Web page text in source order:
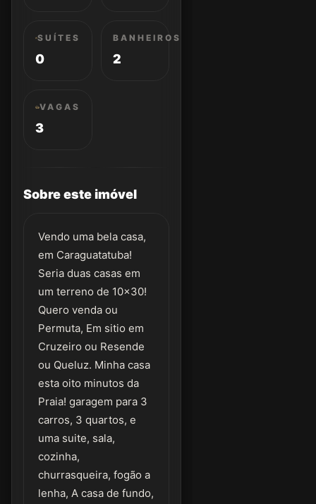
SUÍTES
0
BANHEIROS
2
VAGAS
3
Sobre este imóvel
Vendo uma bela casa,
em Caraguatatuba!
Seria duas casas em
um terreno de 10x30!
Quero venda ou
Permuta, Em sitio em
Cruzeiro ou Resende
ou Queluz. Minha casa
esta oito minutos da
Praia! garagem para 3
carros, 3 quartos, e
uma suite, sala,
cozinha,
churrasqueira, fogão a
lenha, A casa de fundo,